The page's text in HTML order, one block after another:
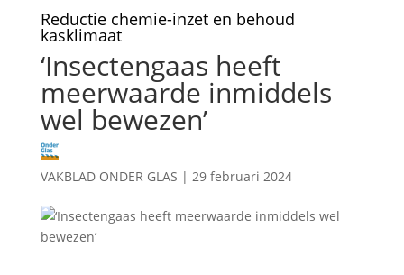
Reductie chemie-inzet en behoud
kasklimaat
‘Insectengaas heeft
meerwaarde inmiddels
wel bewezen’
VAKBLAD ONDER GLAS | 29 februari 2024